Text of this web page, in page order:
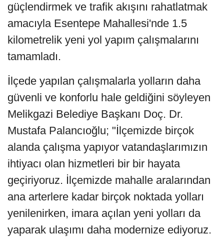
güçlendirmek ve trafik akışını rahatlatmak
amacıyla Esentepe Mahallesi'nde 1.5
kilometrelik yeni yol yapım çalışmalarını
tamamladı.
İlçede yapılan çalışmalarla yolların daha
güvenli ve konforlu hale geldiğini söyleyen
Melikgazi Belediye Başkanı Doç. Dr.
Mustafa Palancıoğlu; "İlçemizde birçok
alanda çalışma yapıyor vatandaşlarımızın
ihtiyacı olan hizmetleri bir bir hayata
geçiriyoruz. İlçemizde mahalle aralarından
ana arterlere kadar birçok noktada yolları
yenilenirken, imara açılan yeni yolları da
yaparak ulaşımı daha modernize ediyoruz.